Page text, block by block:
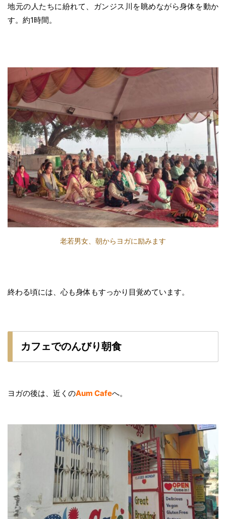
地元の人たちに紛れて、ガンジス川を眺めながら身体を動か
す。約1時間。
老若男女、朝からヨガに励みます
終わる頃には、心も身体もすっかり目覚めています。
カフェでのんびり朝食
ヨガの後は、近くのAum Cafeへ。